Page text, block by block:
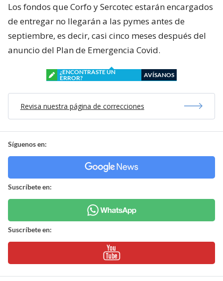
Los fondos que Corfo y Sercotec estarán encargados
de entregar no llegarán a las pymes antes de
septiembre, es decir, casi cinco meses después del
anuncio del Plan de Emergencia Covid.
¿ENCONTRASTE UN
ERROR?
AVÍSANOS
Revisa nuestra página de correcciones
Síguenos en:
Suscríbete en:
Suscríbete en: